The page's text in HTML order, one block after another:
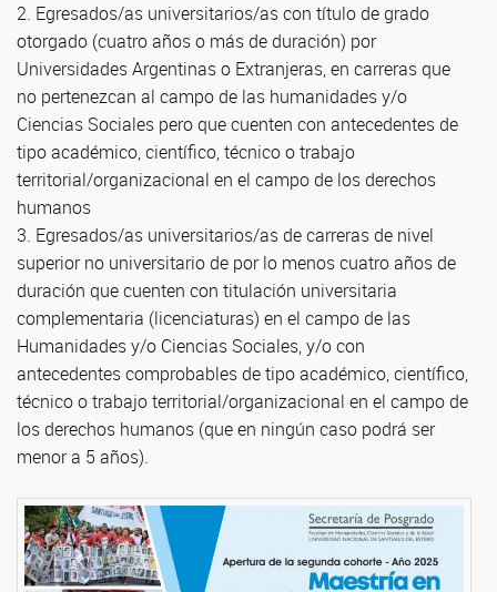
2. Egresados/as universitarios/as con título de grado
otorgado (cuatro años o más de duración) por
Universidades Argentinas o Extranjeras, en carreras que
no pertenezcan al campo de las humanidades y/o
Ciencias Sociales pero que cuenten con antecedentes de
tipo académico, científico, técnico o trabajo
territorial/organizacional en el campo de los derechos
humanos
3. Egresados/as universitarios/as de carreras de nivel
superior no universitario de por lo menos cuatro años de
duración que cuenten con titulación universitaria
complementaria (licenciaturas) en el campo de las
Humanidades y/o Ciencias Sociales, y/o con
antecedentes comprobables de tipo académico, científico,
técnico o trabajo territorial/organizacional en el campo de
los derechos humanos (que en ningún caso podrá ser
menor a 5 años).